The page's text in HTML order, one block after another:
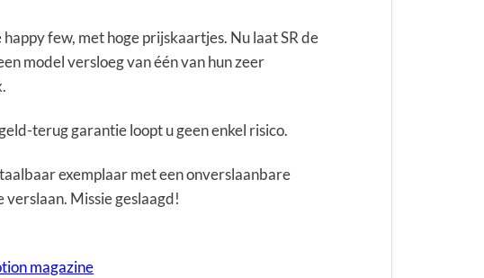
few, met hoge prijskaartjes. Nu laat SR de
model versloeg van één van hun zeer
terug garantie loopt u geen enkel risico.
exemplaar met een onverslaanbare
Missie geslaagd!
magazine